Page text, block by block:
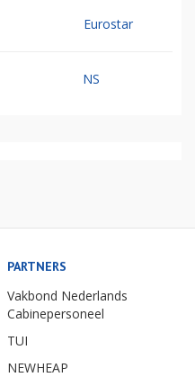
Eurostar
NS
PARTNERS
Vakbond Nederlands
Cabinepersoneel
TUI
NEWHEAP